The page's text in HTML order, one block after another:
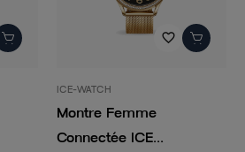
favorite_border
ICE-WATCH
Montre Femme
Connectée ICE...